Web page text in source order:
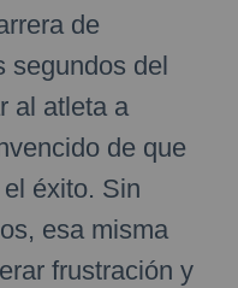
de
segundos del
al atleta a
de que
éxito. Sin
esa misma
frustración y